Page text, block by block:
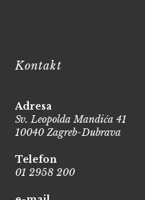
Kontakt
Adresa
Sv. Leopolda Mandića 41
10040 Zagreb-Dubrava
Telefon
01 2958 200